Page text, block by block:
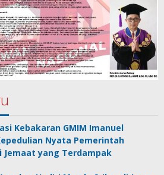
Kebakaran GMIM Imanuel
Nyata Pemerintah
Jemaat yang Terdampak